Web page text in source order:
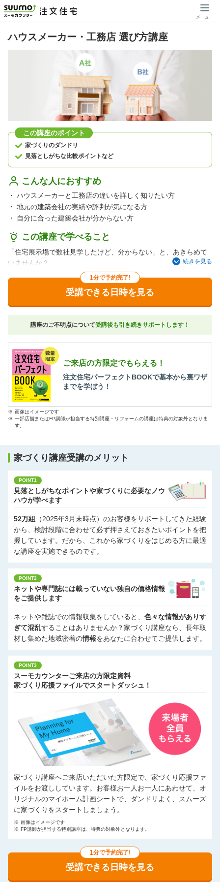
ハウスメーカー・工務店 選び方講座
この講座のポイント
家づくりのダンドリ
見落としがちな比較ポイントなど
こんな人におすすめ
・ ハウスメーカーと工務店の違いを詳しく知りたい方
・ 地元の建築会社の実績や評判が気になる方
・
自分に合った建築会社が分からない方
この講座で学べること
「住宅展示場で数社見学したけど、分からない」と、あきらめて
いませんか？
この講座に参加すると、あなたの建築会社の選び方が180度変わる
アフターサービスや契約のタイミング、見積りなど、価格や外観
デザイン以外で見落としがちな比較ポイントを徹底解説。
自分に合った建築会社を見つけるコツを教えます。
続きを見る
1分で予約完了!
受講できる日時を見る
講座のご不明点について受講後も引き続きサポートします！
ご来店の方限定でもらえる！
注文住宅パーフェクトBOOKで基本から裏ワザ
までを学ぼう！
※ 画像はイメージです
※ 一部店舗またはFP講師が担当する特別講座・リフォームの講座は特典の対象外となりま
す。
家づくり講座受講のメリット
POINT1
見落としがちなポイントや家づくりに必要なノウ
ハウが学べます
52万組
（2025年3月末時点）のお客様をサポートしてきた経験
から、検討段階に合わせて必ず押さえておきたいポイントを把
握しています。だから、これから家づくりをはじめる方に最適
な講座を実施できるのです。
POINT2
ネットや専門誌には載っていない独自の価格情報
をご提供します
ネットや雑誌での情報収集をしていると、 色々な情報がありす
ぎて混乱することはありませんか？家づくり講座なら、長年取
材し集めた地域密着の情報をあなたに合わせてご提供します。
POINT3
スーモカウンターご来店の方限定資料
家づくり応援ファイルでスタートダッシュ！
家づくり講座へご来店いただいた方限定で、家づくり応援ファ
イルをお渡ししています。お客様お一人お一人にあわせて、オ
リジナルのマイホーム計画シートで、ダンドリよく、スムーズ
に家づくりをスタートしましょう。
※ 画像はイメージです
※ FP講師が担当する特別講座は、特典の対象外となります。
1分で予約完了!
受講できる日時を見る